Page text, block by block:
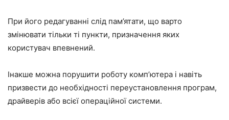
При його редагуванні слід пам’ятати, що варто
змінювати тільки ті пункти, призначення яких
користувач впевнений.
Інакше можна порушити роботу комп’ютера і навіть
призвести до необхідності переустановлення програм,
драйверів або всієї операційної системи.